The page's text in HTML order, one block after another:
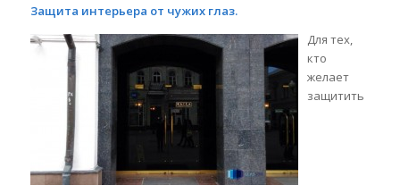
Защита интерьера от чужих глаз.
Для тех,
кто
желает
защитить